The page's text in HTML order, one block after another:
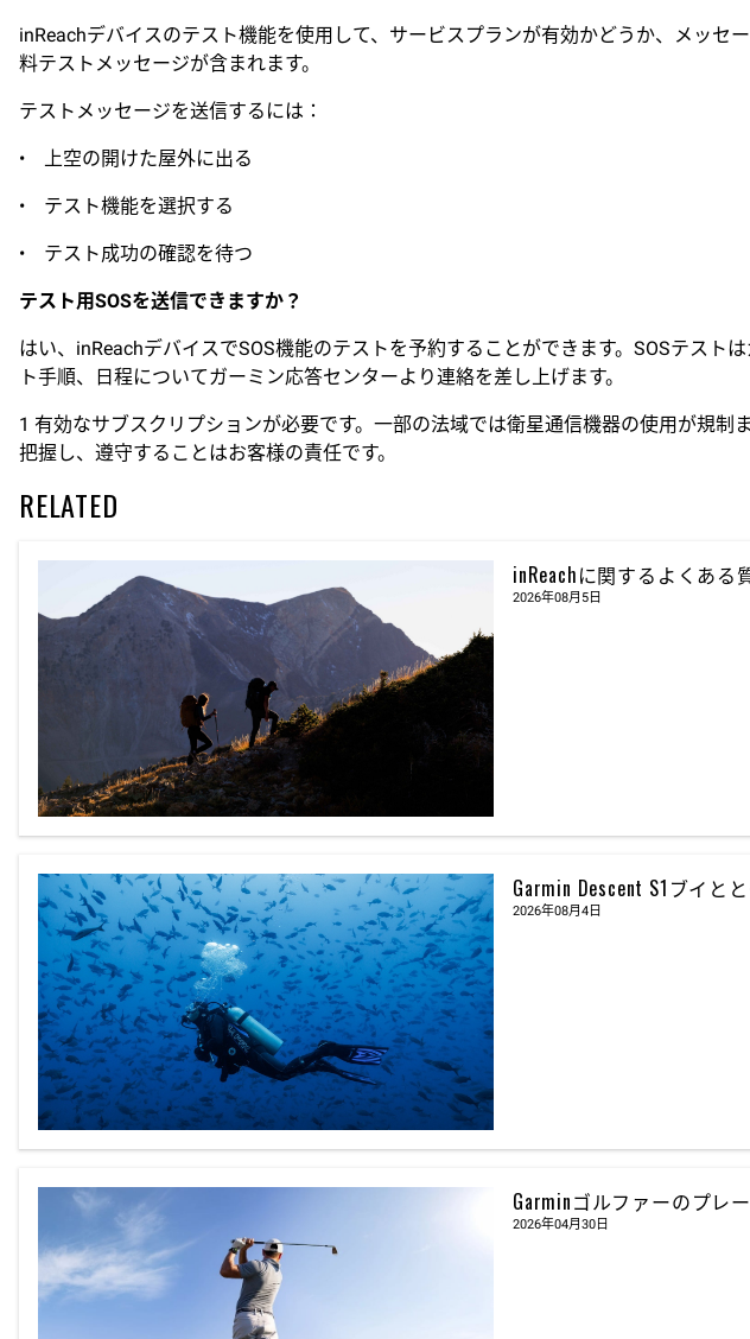
inReachデバイスのテスト機能を使用して、サービスプランが有効かどうか、メッ
料テストメッセージが含まれます。
テストメッセージを送信するには：
• 上空の開けた屋外に出る
• テスト機能を選択する
• テスト成功の確認を待つ
テスト用SOSを送信できますか？
はい、inReachデバイスでSOS機能のテストを予約することができます。SOSテス
ト手順、日程についてガーミン応答センターより連絡を差し上げます。
1 有効なサブスクリプションが必要です。一部の法域では衛星通信機器の使用が規
把握し、遵守することはお客様の責任です。
RELATED
inReachに関するよくある
2026年08月5日
Garmin Descent S1ブイと
2026年08月4日
Garminゴルファーのプレ
2026年04月30日